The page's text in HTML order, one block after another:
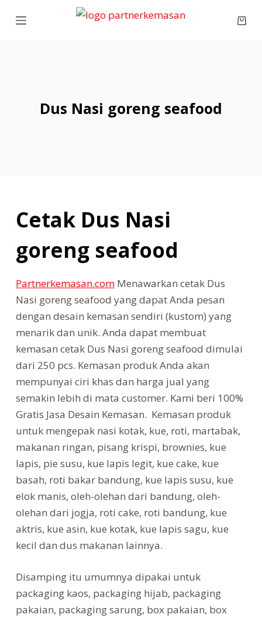
S
Dus Nasi goreng seafood
Cetak Dus Nasi
goreng seafood
Partnerkemasan.comMenawarkan cetak Dus
Nasi goreng seafood yang dapat Anda pesan
dengan desain kemasan sendiri (kustom) yang
menarik dan unik. Anda dapat membuat
kemasan cetak Dus Nasi goreng seafood dimulai
dari 250 pcs. Kemasan produk Anda akan
mempunyai ciri khas dan harga jual yang
semakin lebih di mata customer. Kami beri 100%
Gratis Jasa Desain Kemasan. Kemasan produk
untuk mengepak nasi kotak, kue, roti, martabak,
makanan ringan, pisang krispi, brownies, kue
lapis, pie susu, kue lapis legit, kue cake, kue
basah, roti bakar bandung, kue lapis susu, kue
elok manis, oleh-olehan dari bandung, oleh-
olehan dari jogja, roti cake, roti bandung, kue
aktris, kue asin, kue kotak, kue lapis sagu, kue
kecil dan dus makanan lainnya.
Disamping itu umumnya dipakai untuk
packaging kaos, packaging hijab, packaging
pakaian, packaging sarung, box pakaian, box